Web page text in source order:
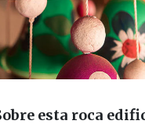
esta roca